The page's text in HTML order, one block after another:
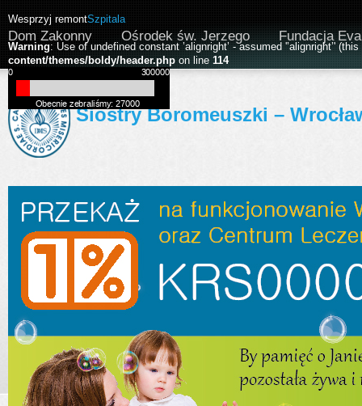
Siostry Boromeuszki –
Dom Zakonny Ośrodek św. Jerzego Fundacja
Wesprzyj remontSzpitala
Warning: Use of undefined constant ’alignright’ - assumed '’alignright’'
content/themes/boldy/header.php on line 114